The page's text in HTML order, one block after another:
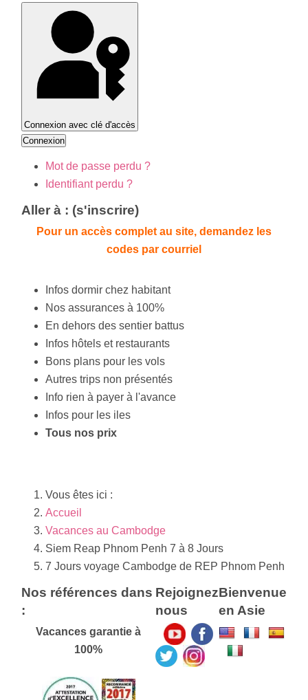
Connexion avec clé d'accès
Connexion
Mot de passe perdu ?
Identifiant perdu ?
Aller à : (s'inscrire)
Pour un accès complet au site, demandez les
codes par courriel
Infos dormir chez habitant
Nos assurances à 100%
En dehors des sentier battus
Infos hôtels et restaurants
Bons plans pour les vols
Autres trips non présentés
Info rien à payer à l'avance
Infos pour les iles
Tous nos prix
Vous êtes ici :
Accueil
Vacances au Cambodge
Siem Reap Phnom Penh 7 à 8 Jours
7 Jours voyage Cambodge de REP Phnom Penh
Nos références dans
:
Vacances garantie à
100%
Rejoignez
nous
Bienvenue
en Asie